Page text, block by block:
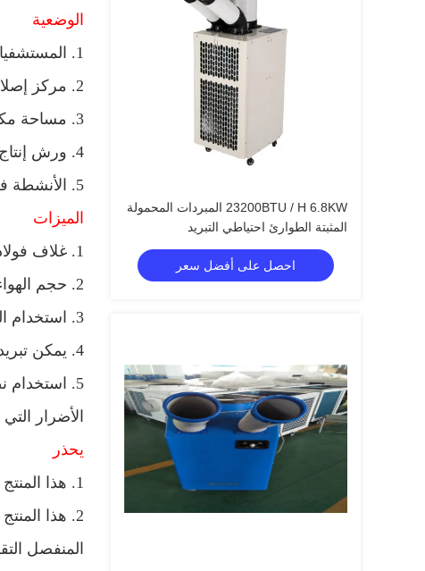
23200BTU / H 6.8KW المبردات المحمولة
المثبتة الطوارئ احتياطي التبريد
احصل على أفضل سعر
الوضعية
1. المستشفيات ومعاهد البحوث والإنقاذ في موقع الكوارث.
2. مركز إصلاح السيارات ، تصنيع مشروع التبريد.
3. مساحة مكتب مؤقتة مثل غرفة الاستقبال ، معدات التبريد.
4. ورش إنتاج المصنع ، المقاصف والمستودعات والمكاتب في الموقع.
5. الأنشطة في الهواء الطلق مثل مجموعة القيادة للجولف ، الاحتفالات المختلفة ، الملاجئ المؤقتة.
الميزات
1. غلاف فولاذي بالكامل مع بكرات قائمة بذاتها متين ، خفيف ومرن.
2. حجم الهواء الكبير ، التبريد القوي ، انخفاض استهلاك الطاقة ، انخفاض مستوى الضجيج ، عمر طويل ، تشغيل مستقر.
3. استخدام المبردات R410A المتقدمة والأخضر وصحية ومريحة.
4. يمكن تبريد استخدام الضواغط المستوردة المتقدمة بدرجة حرارة 45 درجة مئوية.
5. استخدام
الأضرار
يحذر
1. هذا المنتج هو معدات تكييف الهواء التبريد الصناعي ، والمنتجات غير المحلية.
2. هذا
المنفصل